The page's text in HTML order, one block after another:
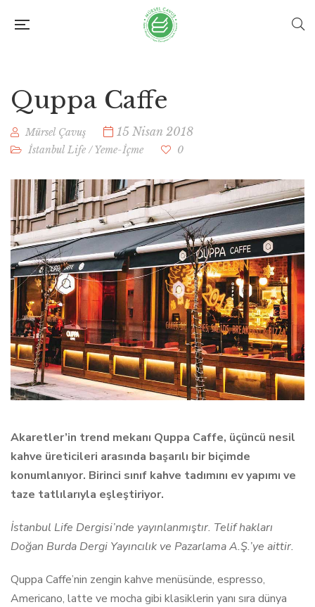
Quppa Caffe
Mürsel Çavuş 15 Nisan 2018
İstanbul Life /Yeme-İçme 0
Akaretler’in trend mekanı Quppa Caffe, üçüncü nesil
kahve üreticileri arasında başarılı bir biçimde
konumlanıyor. Birinci sınıf kahve tadımını ev yapımı ve
taze tatlılarıyla eşleştiriyor.
İstanbul Life Dergisi’nde yayınlanmıştır. Telif hakları
Doğan Burda Dergi Yayıncılık ve Pazarlama A.Ş.’ye aittir.
Quppa Caffe’nin zengin kahve menüsünde, espresso,
Americano, latte ve mocha gibi klasiklerin yanı sıra dünya